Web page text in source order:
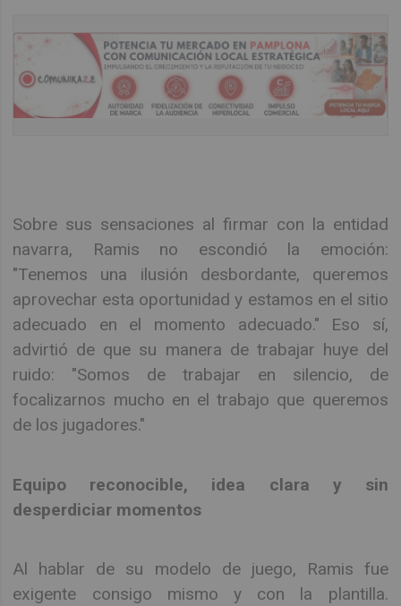
Sobre sus sensaciones al firmar con la entidad
navarra, Ramis no escondió la emoción:
"Tenemos una ilusión desbordante, queremos
aprovechar esta oportunidad y estamos en el sitio
adecuado en el momento adecuado." Eso sí,
advirtió de que su manera de trabajar huye del
ruido: "Somos de trabajar en silencio, de
focalizarnos mucho en el trabajo que queremos
de los jugadores."
Equipo reconocible, idea clara y sin
desperdiciar momentos
Al hablar de su modelo de juego, Ramis fue
exigente consigo mismo y con la plantilla.